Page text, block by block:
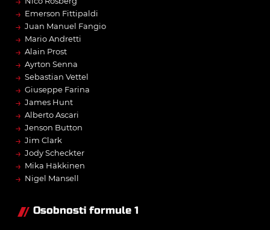
→ Emerson Fittipaldi
→ Juan Manuel Fangio
→ Mario Andretti
→ Alain Prost
→ Ayrton Senna
→ Sebastian Vettel
→ Giuseppe Farina
→ James Hunt
→ Alberto Ascari
→ Jenson Button
→ Jim Clark
→ Jody Scheckter
→ Mika Häkkinen
→ Nigel Mansell
Osobnosti formule 1